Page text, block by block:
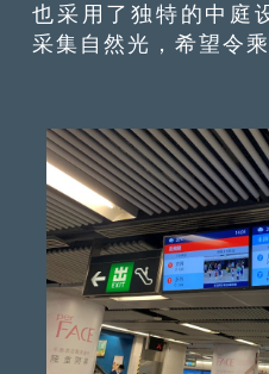
也采用了独特的中庭
采集自然光，希望令